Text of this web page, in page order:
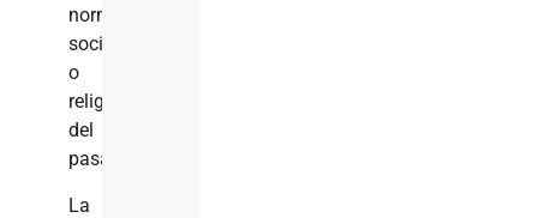
normas
sociales
o
religiosas
del
pasado.
La